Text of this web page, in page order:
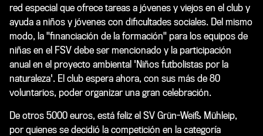
red especial que ofrece tareas a jóvenes y viejos en el club y
ayuda a niños y jóvenes con dificultades sociales. Del mismo
modo, la "financiación de la formación" para los equipos de
niñas en el FSV debe ser mencionado y la participación
anual en el proyecto ambiental 'Niños futbolistas por la
naturaleza'. El club espera ahora, con sus más de 80
voluntarios, poder organizar una gran celebración.
De otros 5000 euros, está feliz el SV Grün-Weiß Mühleip,
por quienes se decidió la competición en la categoría